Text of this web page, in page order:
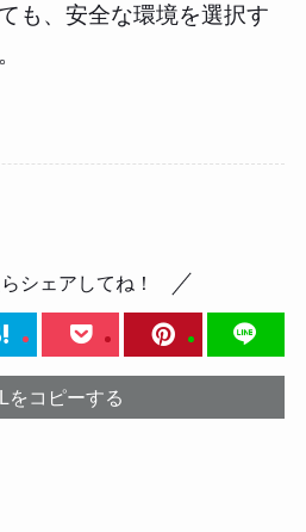
も、安全な環境を選択す
シェアしてね！
をコピーする